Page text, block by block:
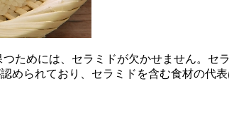
ためには、セラミドが欠かせません。
られており、セラミドを含む食材の代